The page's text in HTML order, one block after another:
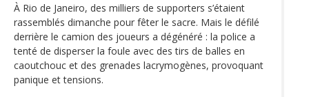
À Rio de Janeiro, des milliers de supporters s’étaient
rassemblés dimanche pour fêter le sacre. Mais le défilé
derrière le camion des joueurs a dégénéré : la police a
tenté de disperser la foule avec des tirs de balles en
caoutchouc et des grenades lacrymogènes, provoquant
panique et tensions.